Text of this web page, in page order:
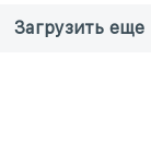
Загрузить еще